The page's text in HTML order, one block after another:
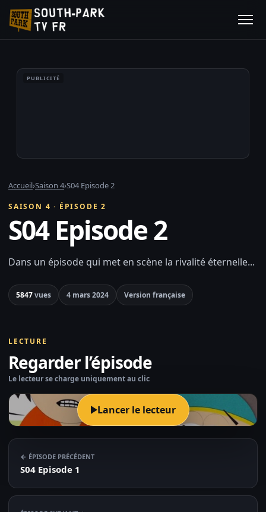
PUBLICITÉ
Accueil›Saison 4›S04 Episode 2
SAISON 4 · ÉPISODE 2
S04 Episode 2
Dans un épisode qui met en scène la rivalité éternelle...
5847vues 4 mars 2024 Version française
LECTURE
Regarder l’épisode
Le lecteur se charge uniquement au clic
Lancer le lecteur
← ÉPISODE PRÉCÉDENT
S04 Episode 1